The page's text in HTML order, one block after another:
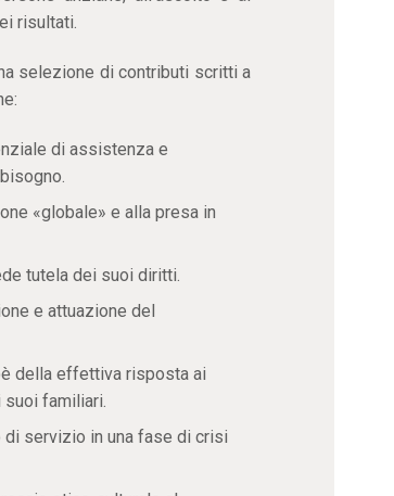
risultati.
selezione di contributi scritti a
di assistenza e
«globale» e alla presa in
tutela dei suoi diritti.
e attuazione del
della effettiva risposta ai
familiari.
servizio in una fase di crisi